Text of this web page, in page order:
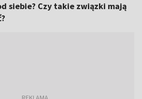
siebie? Czy takie związki mają